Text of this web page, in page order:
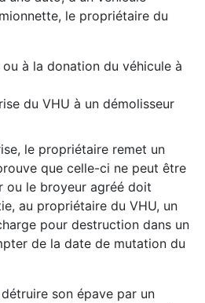
le propriétaire du
à la donation du véhicule à
du VHU à un démolisseur
le propriétaire remet un
que celle-ci ne peut être
ou le broyeur agréé doit
au propriétaire du VHU, un
pour destruction dans un
de la date de mutation du
son épave par un